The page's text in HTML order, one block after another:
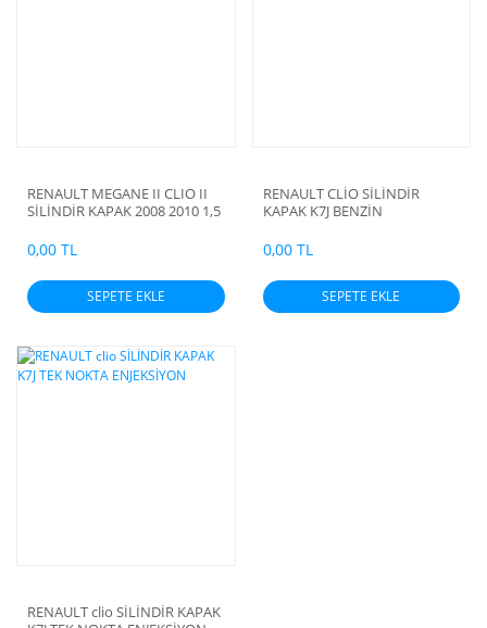
RENAULT MEGANE II CLIO II
SİLİNDİR KAPAK 2008 2010 1,5
0,00 TL
SEPETE EKLE
RENAULT CLİO SİLİNDİR
KAPAK K7J BENZİN
0,00 TL
SEPETE EKLE
RENAULT clio SİLİNDİR KAPAK